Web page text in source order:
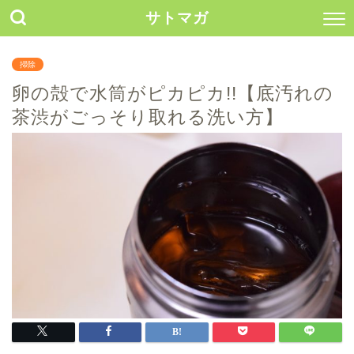
サトマガ
掃除
卵の殻で水筒がピカピカ!!【底汚れの
茶渋がごっそり取れる洗い方】